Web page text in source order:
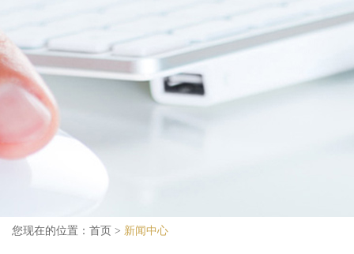
您现在的位置： 首页 > 新闻中心